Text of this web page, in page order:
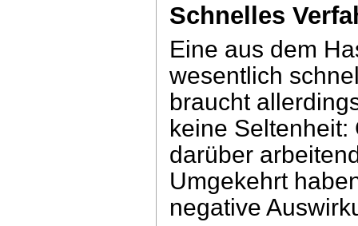
Schnelles
Eine aus dem
wesentlich
braucht
keine
darüber
Umgekehrt
negative